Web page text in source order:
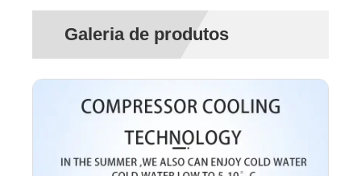
Galeria de produtos